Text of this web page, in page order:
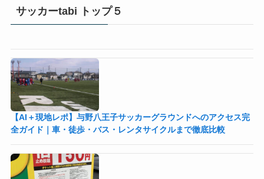
サッカーtabi トップ５
【AI＋現地レポ】与野八王子󠁣󠁴󠁿󠁣󠁴󠁿サッカーグラウンドへのアクセス完
全ガイド｜車・徒歩・バス・レンタサイクルまで徹底比較